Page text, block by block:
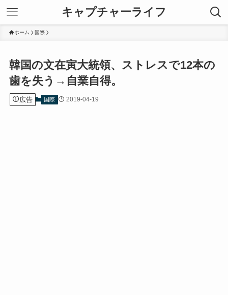
キャプチャーライフ
ホーム 国際
韓国の文在寅大統領、ストレスで12本の
歯を失う→自業自得。
広告 国際 2019-04-19